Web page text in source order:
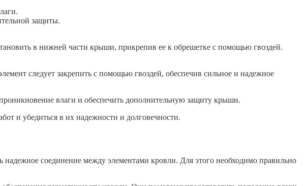
защиты.
в нижней части крыши, прикрепив ее к обрешетке с помощью гвоздей.
следует закрепить с помощью гвоздей, обеспечив сильное и надежное
влаги и обеспечить дополнительную защиту крыши.
и убедиться в их надежности и долговечности.
соединение между элементами кровли. Для этого необходимо правильно